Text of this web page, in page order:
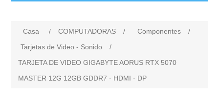
Casa / COMPUTADORAS / Componentes
/
Tarjetas de Video - Sonido
/
TARJETA DE VIDEO GIGABYTE AORUS RTX 5070
MASTER 12G 12GB GDDR7 - HDMI - DP